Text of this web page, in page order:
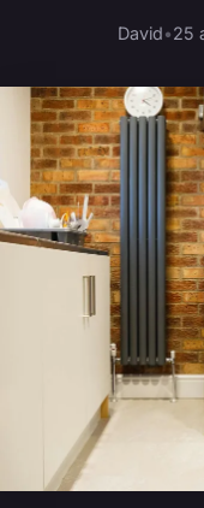
David•25